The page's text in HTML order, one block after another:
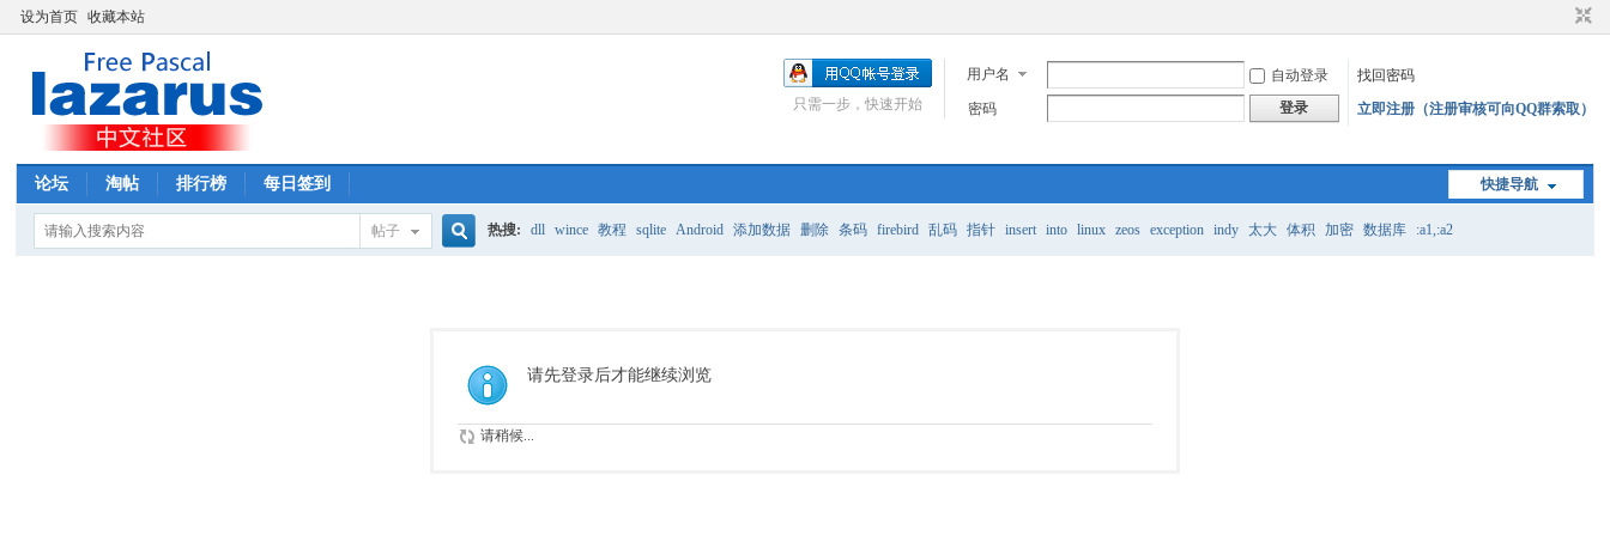
设为首页 收藏本站
用户名 自动登录
找回密码
密码
登录 立即注册（注册审核可向QQ群索取）
只需一步，快速开始
快捷导航
论坛 淘帖 排行榜 每日签到
帖子 热搜: dll wince 教程 sqlite Android 添加数据 删除 条码 firebird 乱码 指针 insert into linux zeos exception indy 太大 体积 加密 数据库 :a1,:a2
请先登录后才能继续浏览
请稍候...